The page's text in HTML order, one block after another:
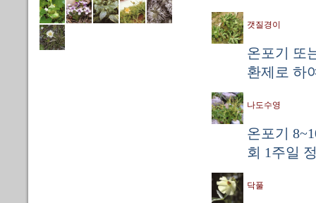
갯질경이
온포기 또
환제로 하
나도수영
온포기
회 1주일
닥풀